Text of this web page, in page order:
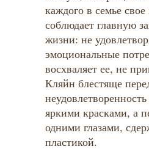
каждого в семье
соблюдает главную
жизни: не
эмоциональные
восхваляет ее, не
Кляйн блестяще
яркими красками, а
одними глазами,
пластикой.